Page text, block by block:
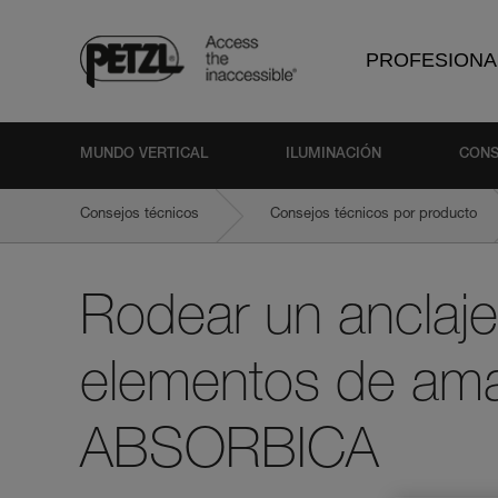
MUNDO VERTICAL ILUMINACIÓN
Consejos técnicos Consejos técnicos por producto
Rodear un
elementos de
ABSORBICA